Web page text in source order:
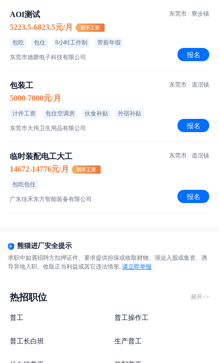
AOI测试
5223.5-6823.5元/月
包吃 包住 8小时工作制 带薪年假
东莞市德磬电子科技有限公司
东莞市 · 寮步镇
报名
包装工
5000-7000元/月
计件工资 包住空调房 伙食补贴 外宿补贴
东莞市大伟卫生用品有限公司
东莞市 · 道滘镇
报名
临时装配电工大工
14672-14776元/月
包吃包住
广东佳禾东方智能装备有限公司
东莞市 · 道滘镇
报名
熊猫进厂安全提示
求职中如遇招聘方扣押证件、要求提供担保或收取财物、强迫入股或集资、诱
导异地入职、收取正当利益或其它违法情形, 请立即举报
热招职位 展开>>
普工 普工操作工
普工长白班 生产普工